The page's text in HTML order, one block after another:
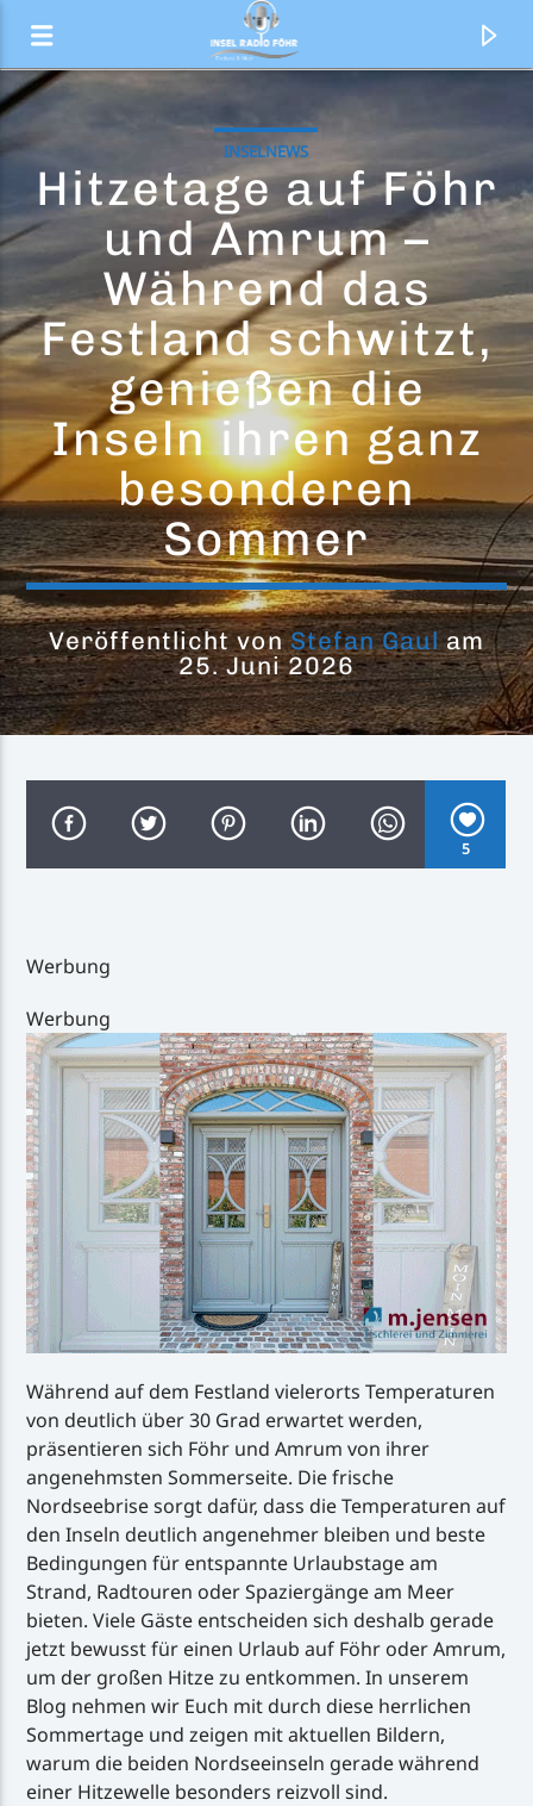
Aktueller Titel
Würfelkot
Radio geht ins Ohr
Inselradio Föhr
Handystream
INSELNEWS
Hitzetage auf Föhr
und Amrum –
Während das
Festland schwitzt,
genießen die
Inseln ihren ganz
besonderen
Sommer
Veröffentlicht vonStefan Gaulam
25. Juni 2026
5
Werbung
Werbung
Während auf dem Festland vielerorts Temperaturen
von deutlich über 30 Grad erwartet werden,
präsentieren sich Föhr und Amrum von ihrer
angenehmsten Sommerseite. Die frische
Nordseebrise sorgt dafür, dass die Temperaturen auf
den Inseln deutlich angenehmer bleiben und beste
Bedingungen für entspannte Urlaubstage am
Strand, Radtouren oder Spaziergänge am Meer
bieten. Viele Gäste entscheiden sich deshalb gerade
jetzt bewusst für einen Urlaub auf Föhr oder Amrum,
um der großen Hitze zu entkommen. In unserem
Blog nehmen wir Euch mit durch diese herrlichen
Sommertage und zeigen mit aktuellen Bildern,
warum die beiden Nordseeinseln gerade während
einer Hitzewelle besonders reizvoll sind.